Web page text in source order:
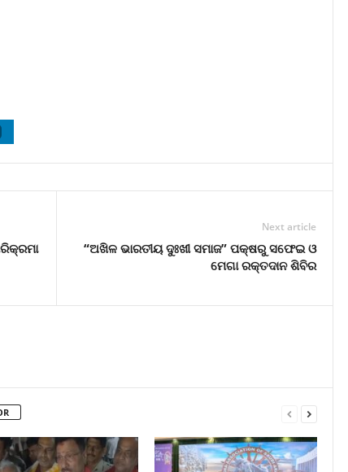
Next article
“ଅଖିଳ ଭାରତୀୟ ଦୁଃଖୀ ସମାଜ” ପକ୍ଷରୁ ସଫେଇ ଓ
ମେଗା ରକ୍ତଦାନ ଶିବିର